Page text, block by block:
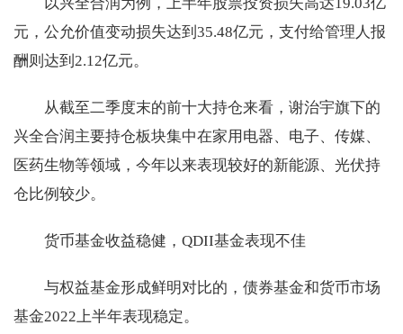
元，公允价值变动损失达到35.48亿元，支付给管理人报
酬则达到2.12亿元。
从截至二季度末的前十大持仓来看，谢治宇旗下的
兴全合润主要持仓板块集中在家用电器、电子、传媒、
医药生物等领域，今年以来表现较好的新能源、光伏持
仓比例较少。
货币基金收益稳健，QDII基金表现不佳
与权益基金形成鲜明对比的，债券基金和货币市场
基金2022上半年表现稳定。